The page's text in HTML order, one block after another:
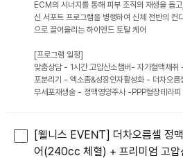
ECM의 시너지를 통해 피부 조직의 재생을 돕
신 서포트 프로그램을 병행하여 신체 전반의 컨
으로 끌어올리는 하이엔드 토탈 케어
[프로그램 일정]
맞춤상담 - 1시간 고압산소챔버- 자가혈액채취
포분리기 - 엑소좀&성장인자활성화 - 더차오름
부세포재생술 - 정맥영양주사 -PPP혈장테라피
[웰니스 EVENT] 더차오름셀 정
어(240cc 체혈) + 프리미엄 고압